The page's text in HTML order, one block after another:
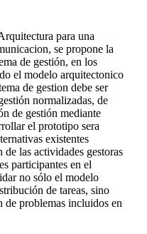
para una
se propone la
de gestión, en los
el modelo arquitectonico
de gestion debe ser
normalizadas, de
de gestión mediante
el prototipo sera
existentes
las actividades gestoras
participantes en el
no sólo el modelo
de tareas, sino
de problemas incluidos en